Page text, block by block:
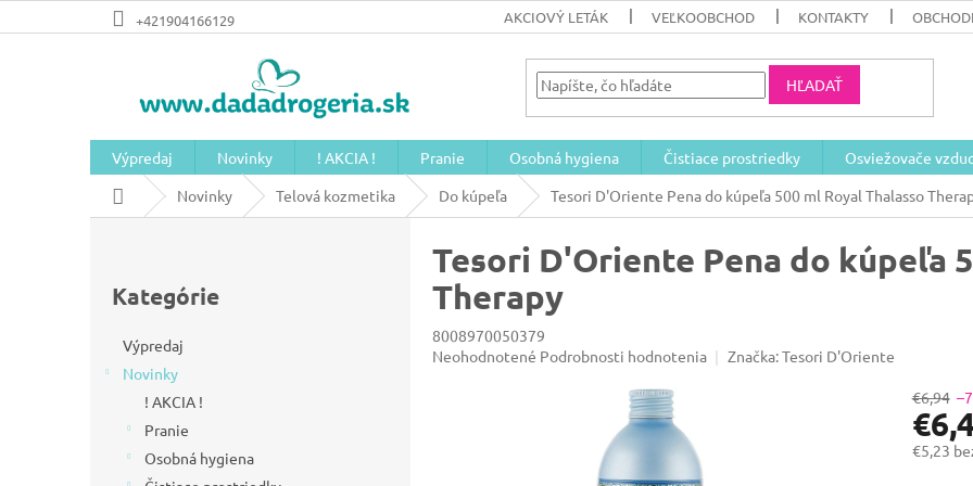
na
+421904166129 AKCIOVÝ LETÁK VEĽKOOBCHOD KONTAKTY
HĽADAŤ
Výpredaj Novinky ! AKCIA ! Pranie Osobná hygiena Čistiace prostriedky Osviežovače
DomovNovinky Telová kozmetika Do kúpeľa Tesori D'Oriente Pena do kúpeľa 500 ml Royal Thalasso
p
kategórie
Kategórie
Výpredaj
Novinky
! AKCIA !
Pranie
Osobná hygiena
Tesori D'Oriente Pena do kúpeľa
Therapy
8008970050379
Priemerné
Neohodnotené Podrobnosti hodnotenia Značka:Tesori D'Oriente
€6,94
€5,23